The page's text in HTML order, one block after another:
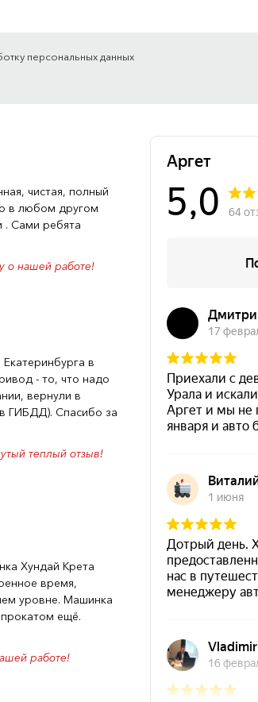
персональных данных
чистая, полный
в любом другом
. Сами ребята
о нашей работе!
в
- то, что надо
вернули в
ГИБДД). Спасибо за
теплый отзыв!
Хундай Крета
время,
уровне. Машинка
ещё.
работе!